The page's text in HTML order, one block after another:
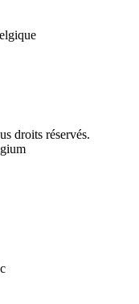
droits réservés.